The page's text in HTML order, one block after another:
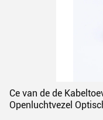
Ce van de de
Openluchtvezel